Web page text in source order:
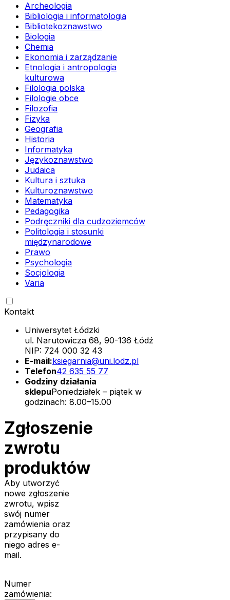
Archeologia
Bibliologia i informatologia
Bibliotekoznawstwo
Biologia
Chemia
Ekonomia i zarządzanie
Etnologia i antropologia
kulturowa
Filologia polska
Filologie obce
Filozofia
Fizyka
Geografia
Historia
Informatyka
Językoznawstwo
Judaica
Kultura i sztuka
Kulturoznawstwo
Matematyka
Pedagogika
Podręczniki dla cudzoziemców
Politologia i stosunki
międzynarodowe
Prawo
Psychologia
Socjologia
Varia
Kontakt
Uniwersytet Łódzki
ul. Narutowicza 68, 90-136 Łódź
NIP: 724 000 32 43
E-mail:ksiegarnia@uni.lodz.pl
Telefon42 635 55 77
Godziny działania
sklepuPoniedziałek – piątek w
godzinach: 8.00–15.00
Zgłoszenie
zwrotu
produktów
Aby utworzyć
nowe zgłoszenie
zwrotu, wpisz
swój numer
zamówienia oraz
przypisany do
niego adres e-
mail.
Numer
zamówienia: